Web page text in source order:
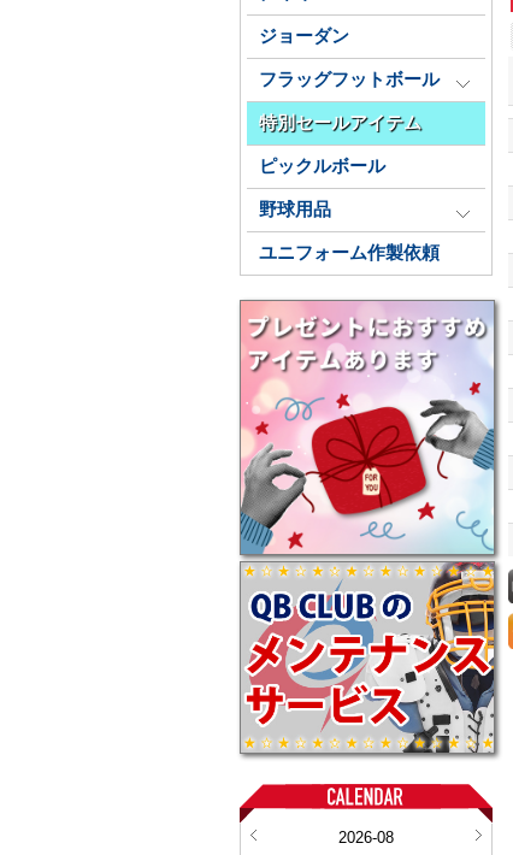
ジョーダン
フラッグフットボール
特別セールアイテム
ピックルボール
野球用品
ユニフォーム作製依頼
2026-08